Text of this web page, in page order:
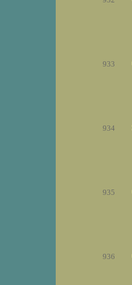
933
934
935
936